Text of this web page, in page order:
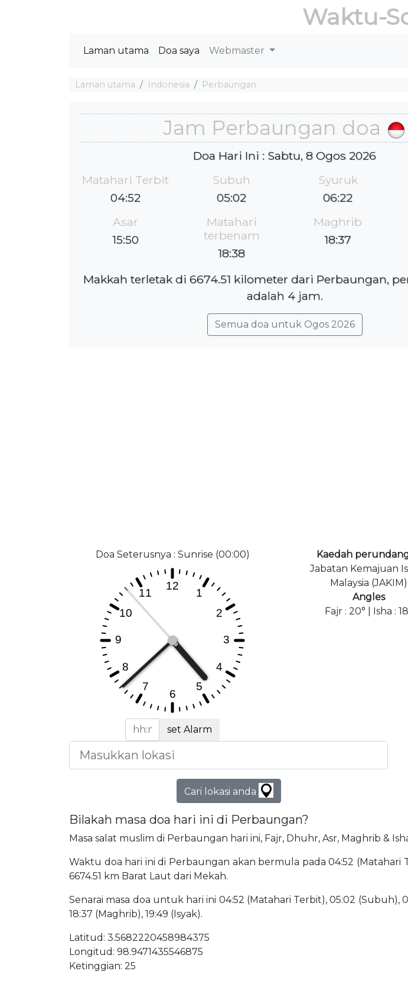
Waktu-
Laman utama Doa saya Webmaster
Laman utama Indonesia Perbaungan
Jam Perbaungan doa
Doa Hari Ini : Sabtu, 8 Ogos 2026
Matahari Terbit
04:52
Subuh
05:02
Syuruk
06:22
Asar
15:50
Matahari
terbenam
18:38
Maghrib
18:37
Makkah terletak di 6674.51 kilometer dari Perbaungan,
adalah 4 jam.
Semua doa untuk Ogos 2026
Doa Seterusnya : Sunrise (00:00)
set Alarm
Kaedah
Jabatan Kemajuan
Malaysia (JAKIM)
Angles
Fajr : 20° | Isha :
Cari lokasi anda
Bilakah masa doa hari ini di Perbaungan?
Masa salat muslim di Perbaungan hari ini, Fajr, Dhuhr, Asr, Maghrib &
Waktu doa hari ini di Perbaungan akan bermula pada 04:52 (Matahari
6674.51 km Barat Laut dari Mekah.
Senarai masa doa untuk hari ini 04:52 (Matahari Terbit), 05:02 (Subuh),
18:37 (Maghrib), 19:49 (Isyak).
Latitud: 3.5682220458984375
Longitud: 98.9471435546875
Ketinggian: 25